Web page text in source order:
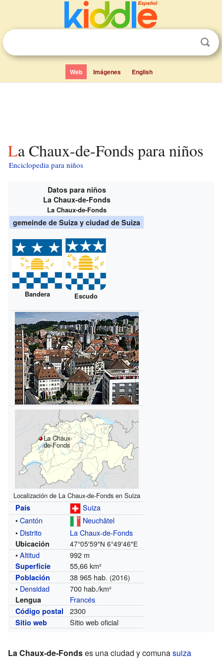
Web Imágenes English
La Chaux-de-Fonds para niños
Enciclopedia para niños
Datos para niños
La Chaux-de-Fonds
La Chaux-de-Fonds
gemeinde de Suiza y ciudad de Suiza
Bandera Escudo
La Chaux-
de-Fonds
Localización de La Chaux-de-Fonds en Suiza
País
Suiza
•Cantón
Neuchâtel
• Distrito La Chaux-de-Fonds
Ubicación 47°05′59″N 6°49′46″E
•Altitud 992 m
Superficie 55,66 km²
Población 38 965 hab. (2016)
• Densidad 700 hab./km²
Lengua Francés
Código postal 2300
Sitio web Sitio web oficial
La Chaux-de-Fondses una ciudad y comunasuiza